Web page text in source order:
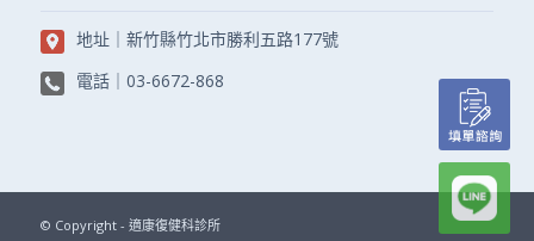
地址｜ 新竹縣竹北市勝利五路177號
電話｜ 03-6672-868
© Copyright - 適康復健科診所